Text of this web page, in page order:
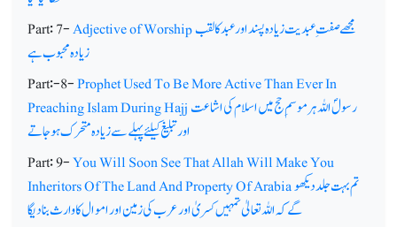
Part: 7-Adjective of Worshipمجھے صفت ِ عبدیت زیادہ پسند اور عبد کا لقب
زیادہ محبوب ہے
Part:-8-Prophet Used To Be More Active Than Ever In
Preaching Islam During Hajjرسولؐ اللہ ہر موسمِ حج میں اسلام کی اشاعت
اور تبلیغ کیلئے پہلے سے زیادہ متحرک ہوجاتے
Part: 9-You Will Soon See That Allah Will Make You
Inheritors Of The Land And Property Of Arabiaتم بہت جلد دیکھو
گے کہ اللہ تعالیٰ تمہیں کسریٰ اور عرب کی زمین اور اموال کا وارث بنا دیگا